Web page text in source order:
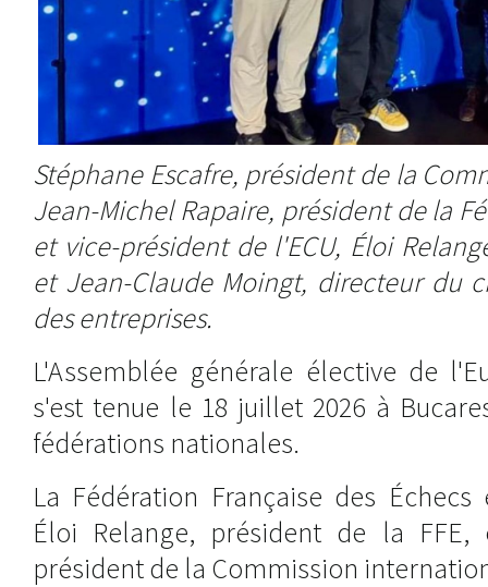
Stéphane Escafre, président de la
Jean-Michel Rapaire, président de la
et vice-président de l'ECU, Éloi
et Jean-Claude Moingt, directeur du
des entreprises.
L'Assemblée générale élective de
s'est tenue le 18 juillet 2026 à
fédérations nationales.
La Fédération Française des
Éloi Relange, président de la FFE,
président de la Commission